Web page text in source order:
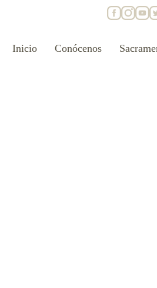
Inicio Conócenos